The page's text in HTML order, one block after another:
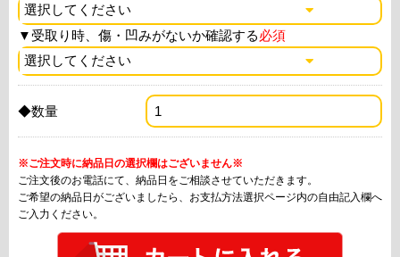
▼ 受取り時、傷・凹みがないか確認する必須
◆数量
※ご注文時に納品日の選択欄はございません※
ご注文後のお電話にて、納品日をご相談させていただきます。
ご希望の納品日がございましたら、お支払方法選択ページ内の自由記入欄へ
ご入力ください。